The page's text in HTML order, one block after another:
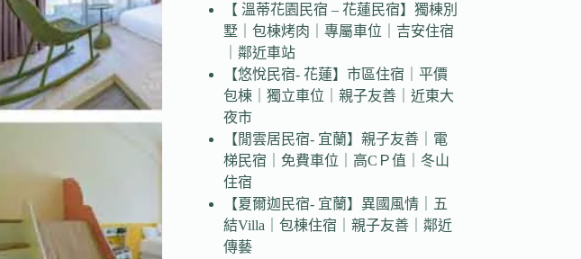
【 溫蒂花園民宿 – 花蓮民宿】獨棟別
墅｜包棟烤肉｜專屬車位｜吉安住宿
｜鄰近車站
【悠悅民宿- 花蓮】市區住宿｜平價
包棟｜獨立車位｜親子友善｜近東大
夜市
【閒雲居民宿- 宜蘭】親子友善｜電
梯民宿｜免費車位｜高CＰ值｜冬山
住宿
【夏爾迦民宿- 宜蘭】異國風情｜五
結Villa｜包棟住宿｜親子友善｜鄰近
傳藝